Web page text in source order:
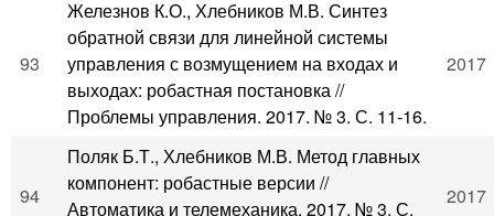
93
Железнов К.О., Хлебников М.В. Синтез
обратной связи для линейной системы
управления с возмущением на входах и
выходах: робастная постановка //
Проблемы управления. 2017. № 3. С. 11-16.
2017
94
Поляк Б.Т., Хлебников М.В. Метод главных
компонент: робастные версии //
Автоматика и телемеханика. 2017. № 3. С.
2017